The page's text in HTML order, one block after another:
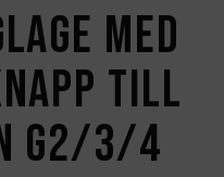
med
till
G2/3/4